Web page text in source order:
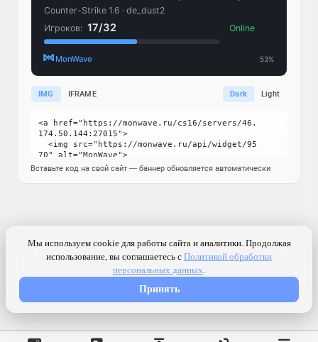
IMG IFRAME Dark Light
Вставьте код на свой сайт — баннер обновляется автоматически